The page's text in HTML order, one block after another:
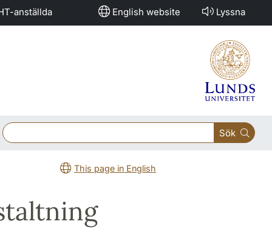
anställda English website Lyssna
Sök
This page in English